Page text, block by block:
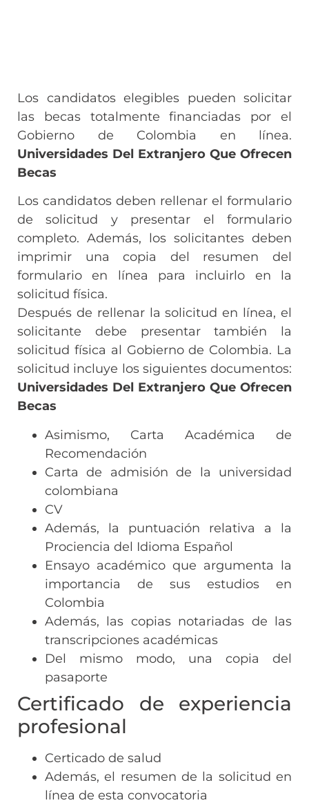
Los candidatos elegibles pueden solicitar
las becas totalmente financiadas por el
Gobierno de Colombia en línea.
Universidades Del Extranjero Que Ofrecen
Becas
Los candidatos deben rellenar el formulario
de solicitud y presentar el formulario
completo. Además, los solicitantes deben
imprimir una copia del resumen del
formulario en línea para incluirlo en la
solicitud física.
Después de rellenar la solicitud en línea, el
solicitante debe presentar también la
solicitud física al Gobierno de Colombia. La
solicitud incluye los siguientes documentos:
Universidades Del Extranjero Que Ofrecen
Becas
Asimismo, Carta Académica de
Recomendación
Carta de admisión de la universidad
colombiana
CV
Además, la puntuación relativa a la
Prociencia del Idioma Español
Ensayo académico que argumenta la
importancia de sus estudios en
Colombia
Además, las copias notariadas de las
transcripciones académicas
Del mismo modo, una copia del
pasaporte
Certificado de experiencia
profesional
Certicado de salud
Además, el resumen de la solicitud en
línea de esta convocatoria